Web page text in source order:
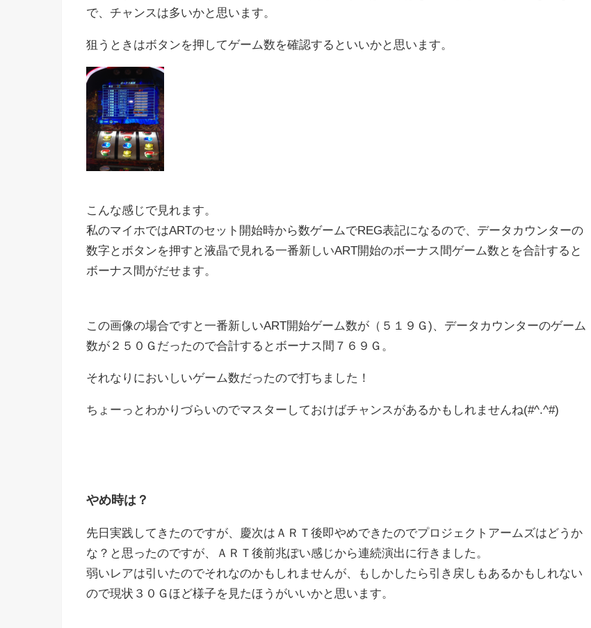
で、チャンスは多いかと思います。
狙うときはボタンを押してゲーム数を確認するといいかと思います。
こんな感じで見れます。
私のマイホではARTのセット開始時から数ゲームでREG表記になるので、データカウンターの
数字とボタンを押すと液晶で見れる一番新しいART開始のボーナス間ゲーム数とを合計すると
ボーナス間がだせます。
この画像の場合ですと一番新しいART開始ゲーム数が（５１９Ｇ)、データカウンターのゲーム
数が２５０Ｇだったので合計するとボーナス間７６９Ｇ。
それなりにおいしいゲーム数だったので打ちました！
ちょーっとわかりづらいのでマスターしておけばチャンスがあるかもしれませんね(#^.^#)
やめ時は？
先日実践してきたのですが、慶次はＡＲＴ後即やめできたのでプロジェクトアームズはどうか
な？と思ったのですが、ＡＲＴ後前兆ぽい感じから連続演出に行きました。
弱いレアは引いたのでそれなのかもしれませんが、もしかしたら引き戻しもあるかもしれない
ので現状３０Ｇほど様子を見たほうがいいかと思います。